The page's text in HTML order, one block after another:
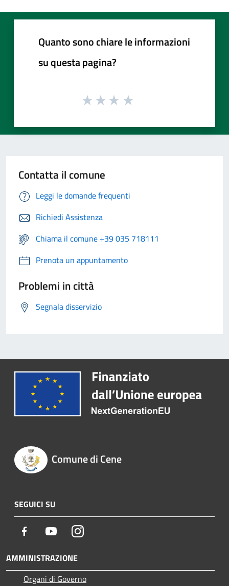
Quanto sono chiare le informazioni
su questa pagina?
Contatta il comune
Leggi le domande frequenti
Richiedi Assistenza
Chiama il comune +39 035 718111
Prenota un appuntamento
Problemi in città
Segnala disservizio
Comune di Cene
SEGUICI SU
Facebook YoutubeInstagram
AMMINISTRAZIONE
Organi di Governo